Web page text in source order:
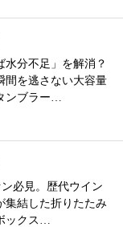
水分不足」を解消？
間を逃さない大容量
ンブラー…
ン必見。歴代ウイン
集結した折りたたみ
ックス…